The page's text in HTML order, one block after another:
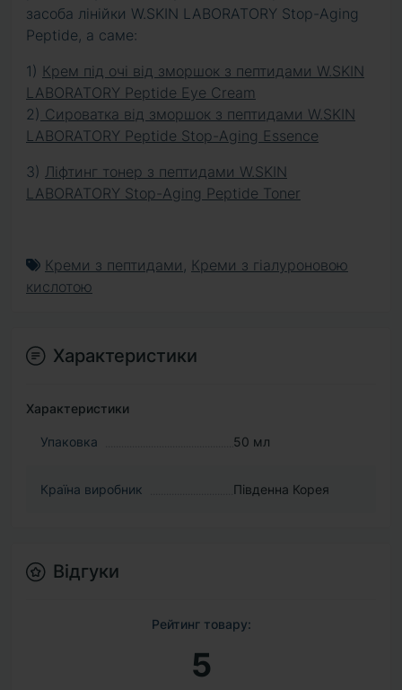
засоба лінійки W.SKIN LABORATORY Stop-Aging
Peptide, а саме:
1) Крем під очі від зморшок з пептидами W.SKIN
LABORATORY Peptide Eye Cream
2) Сироватка від зморшок з пептидами W.SKIN
LABORATORY Peptide Stop-Aging Essence
3) Ліфтинг тонер з пептидами W.SKIN
LABORATORY Stop-Aging Peptide Toner
Креми з пептидами , Креми з гіалуроновою
кислотою
Характеристики
Характеристики
Упаковка 50 мл
Країна виробник Південна Корея
Відгуки
Рейтинг товару:
5